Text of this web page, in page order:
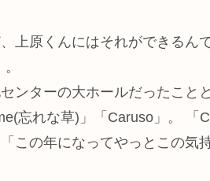
上原くんにはそれができるんで
ンターの大ホールだったこと
忘れな草)」「Caruso」。
この年になってやっとこの気